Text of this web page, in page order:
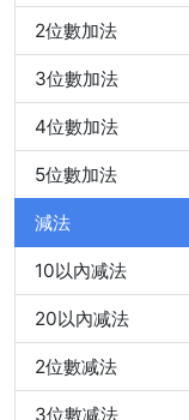
2位數加法
3位數加法
4位數加法
5位數加法
減法
10以內减法
20以內减法
2位數减法
3位數减法